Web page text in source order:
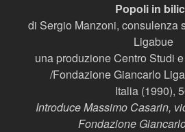
Popoli in
di Sergio Manzoni, consulenza
Ligabue
una produzione Centro Studi
/Fondazione Giancarlo
Italia (1990),
Introduce Massimo Casarin,
Fondazione